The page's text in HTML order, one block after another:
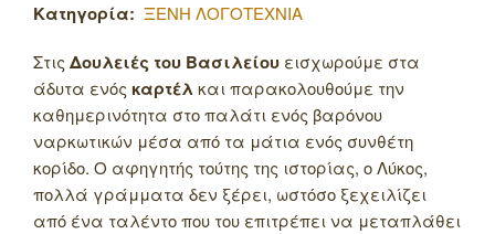
Κατηγορία: ΞΕΝΗ ΛΟΓΟΤΕΧΝΙΑ
Στις Δουλειές του Βασιλείου εισχωρούμε στα
άδυτα ενός καρτέλκαι παρακολουθούμε την
καθημερινότητα στο παλάτι ενός βαρόνου
ναρκωτικών μέσα από τα μάτια ενός συνθέτη
κορίδο. Ο αφηγητής τούτης της ιστορίας, ο Λύκος,
πολλά γράμματα δεν ξέρει, ωστόσο ξεχειλίζει
από ένα ταλέντο που του επιτρέπει να μεταπλάθει